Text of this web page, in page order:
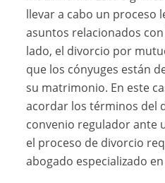
llevar a cabo un proceso
asuntos relacionados
lado, el divorcio por
que los cónyuges están
su matrimonio. En este
acordar los términos del
convenio regulador ante
el proceso de divorcio
abogado especializado